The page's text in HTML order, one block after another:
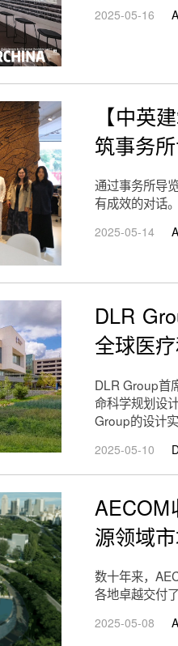
2025-05-16
【中英
筑事务
通过事务所导
有成效的对话。
2025-05-14
DLR
全球医
DLR Group首
命科学规划设
Group的设计
2025-05-10
源领域
数十年来，
各地卓越交付
2025-05-08